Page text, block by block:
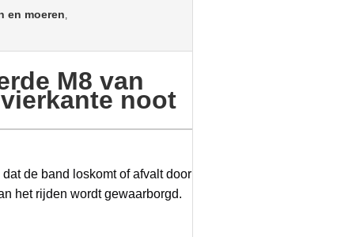
en moeren,
M8 van
noot
de band loskomt of afvalt door
het rijden wordt gewaarborgd.